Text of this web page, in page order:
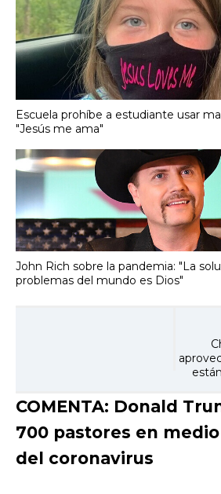
Escuela prohíbe a estudiante usar
"Jesús me ama"
John Rich sobre la pandemia: "La
problemas del mundo es Dios"
COMENTA: Donald
700 pastores en
del coronavirus